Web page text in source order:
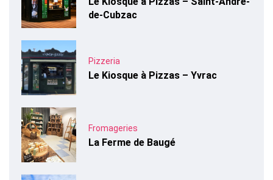
de-Cubzac
Pizzeria
Le Kiosque à Pizzas – Yvrac
Fromageries
La Ferme de Baugé